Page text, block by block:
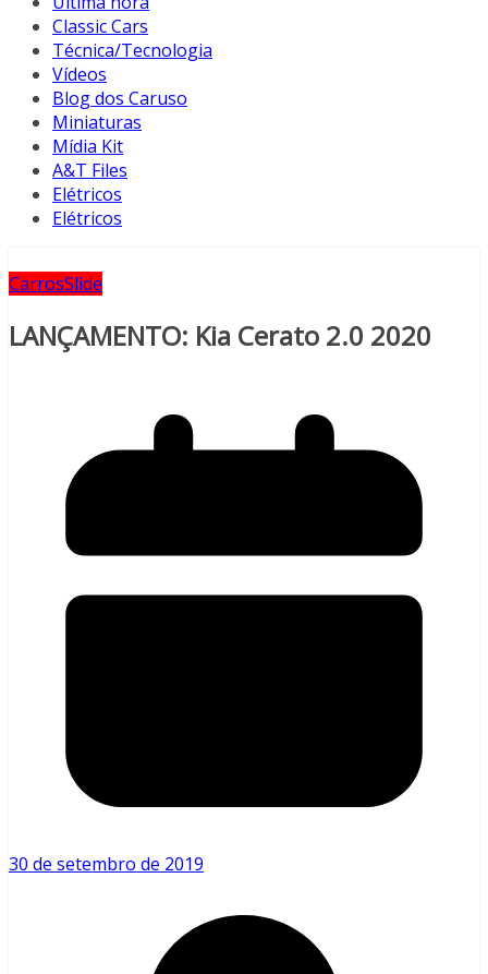
Classic Cars
Técnica/Tecnologia
Vídeos
Blog dos Caruso
Miniaturas
Mídia Kit
A&T Files
Elétricos
Elétricos
CarrosSlide
LANÇAMENTO: Kia Cerato 2.0 2020
30 de setembro de 2019